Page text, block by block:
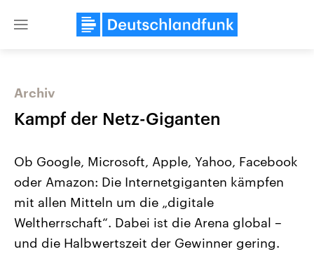
Close
Landtagswahl Sachsen-Anhalt
USA
Archiv
Kampf der Netz-Giganten
Ob Google, Microsoft, Apple, Yahoo, Facebook
oder Amazon: Die Internetgiganten kämpfen
mit allen Mitteln um die „digitale
Weltherrschaft“. Dabei ist die Arena global –
und die Halbwertszeit der Gewinner gering.